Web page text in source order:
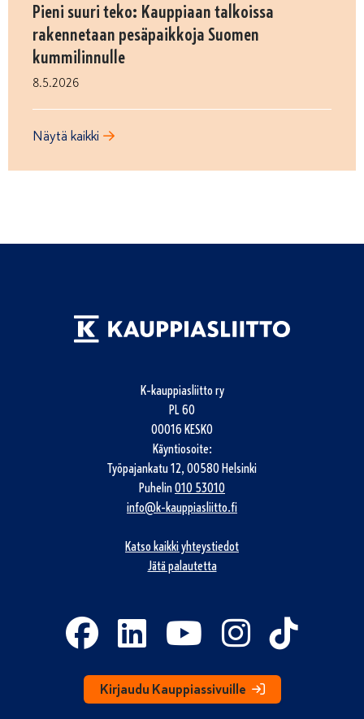
Pieni suuri teko: Kauppiaan talkoissa
rakennetaan pesäpaikkoja Suomen
kummilinnulle
8.5.2026
Näytä kaikki
K-kauppiasliitto ry
PL 60
00016 KESKO
Käyntiosoite:
Työpajankatu 12, 00580 Helsinki
Puhelin010 53010
info@k-kauppiasliitto.fi
Katso kaikki yhteystiedot
Jätä palautetta
Kirjaudu Kauppiassivuille